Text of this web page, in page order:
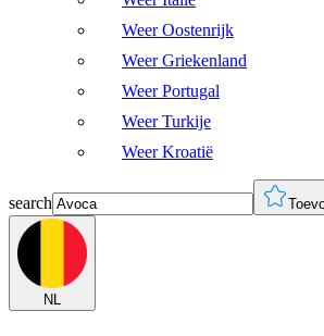
Weer Oostenrijk
Weer Griekenland
Weer Portugal
Weer Turkije
Weer Kroatië
search
NL